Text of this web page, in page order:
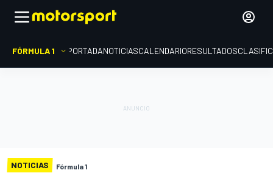
FÓRMULA 1 PORTADANOTICIASCALENDARIORESULTADOS
NOTICIAS Fórmula 1